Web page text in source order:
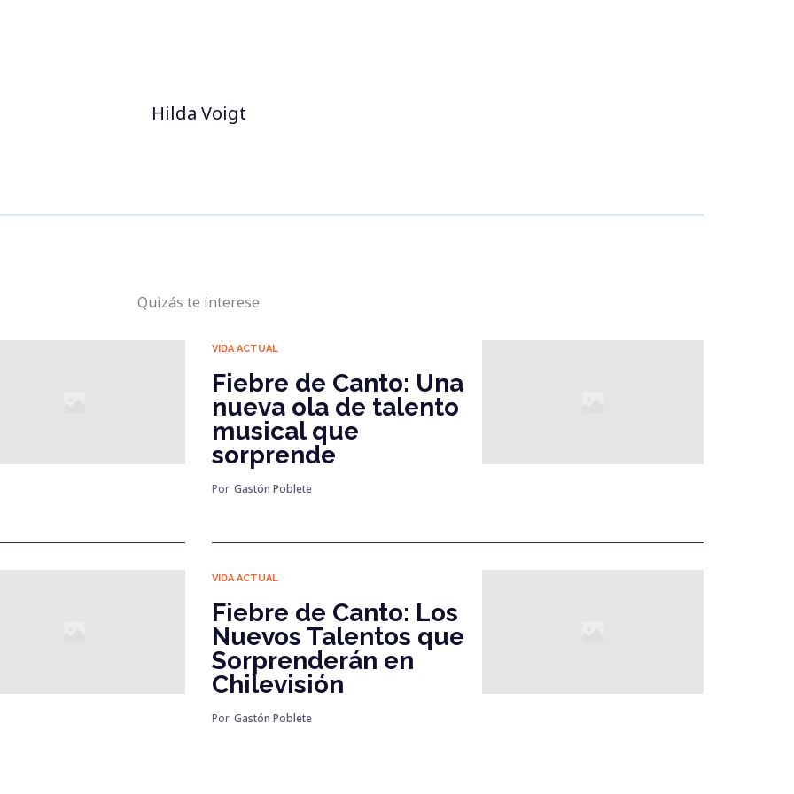
Hilda Voigt
Quizás te interese
VIDA ACTUAL
Fiebre de Canto: Una
nueva ola de talento
musical que
sorprende
Por Gastón Poblete
VIDA ACTUAL
Fiebre de Canto: Los
Nuevos Talentos que
Sorprenderán en
Chilevisión
Por Gastón Poblete